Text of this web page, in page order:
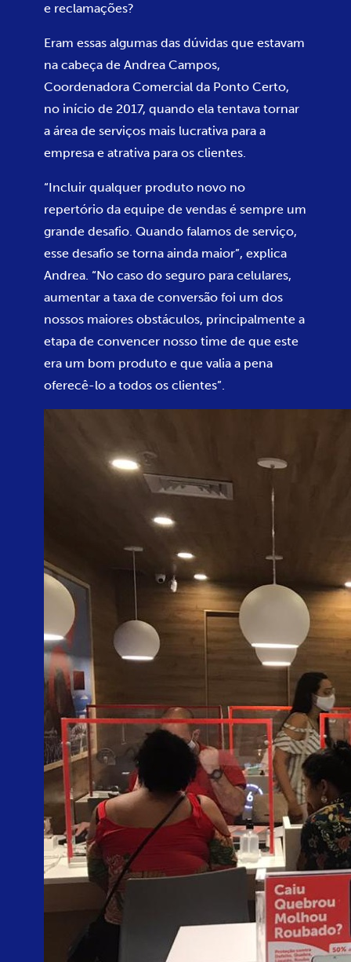
e reclamações?
Eram essas algumas das dúvidas que estavam
na cabeça de Andrea Campos,
Coordenadora Comercial da Ponto Certo,
no início de 2017, quando ela tentava tornar
a área de serviços mais lucrativa para a
empresa e atrativa para os clientes.
“Incluir qualquer produto novo no
repertório da equipe de vendas é sempre um
grande desafio. Quando falamos de serviço,
esse desafio se torna ainda maior”, explica
Andrea. “No caso do seguro para celulares,
aumentar a taxa de conversão foi um dos
nossos maiores obstáculos, principalmente a
etapa de convencer nosso time de que este
era um bom produto e que valia a pena
oferecê-lo a todos os clientes”.